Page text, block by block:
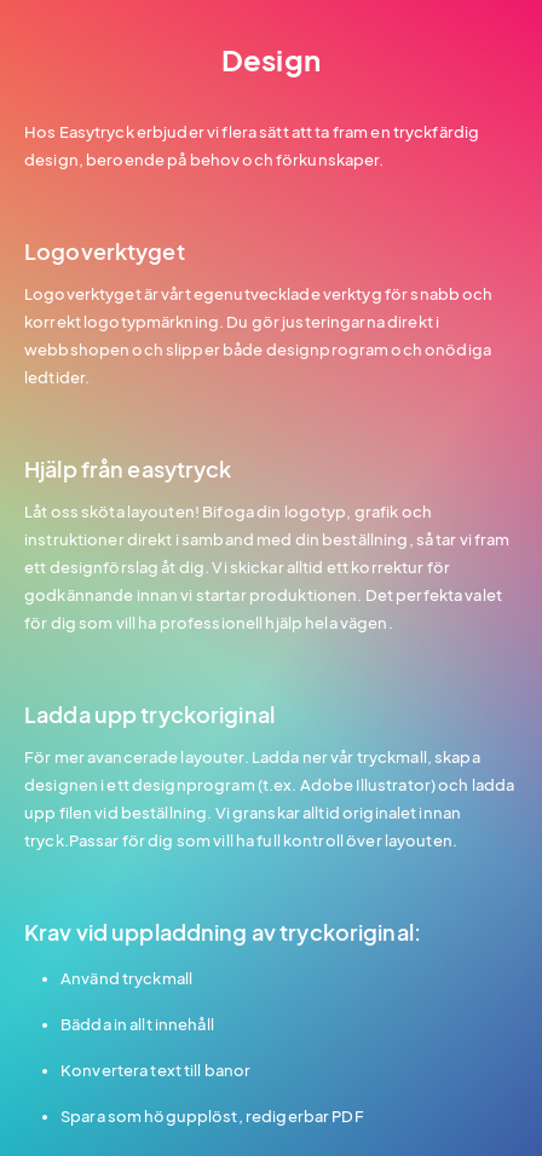
Design
Hos Easytryck erbjuder vi flera sätt att ta fram en tryckfärdig
design, beroende på behov och förkunskaper.
Logoverktyget
Logoverktyget är vårt egenutvecklade verktyg för snabb och
korrekt logotypmärkning. Du gör justeringarna direkt i
webbshopen och slipper både designprogram och onödiga
ledtider.
Hjälp från easytryck
Låt oss sköta layouten! Bifoga din logotyp, grafik och
instruktioner direkt i samband med din beställning, så tar vi fram
ett designförslag åt dig. Vi skickar alltid ett korrektur för
godkännande innan vi startar produktionen. Det perfekta valet
för dig som vill ha professionell hjälp hela vägen.
Ladda upp tryckoriginal
För mer avancerade layouter. Ladda ner vår tryckmall, skapa
designen i ett designprogram (t.ex. Adobe Illustrator) och ladda
upp filen vid beställning. Vi granskar alltid originalet innan
tryck.Passar för dig som vill ha full kontroll över layouten.
Krav vid uppladdning av tryckoriginal:
Använd tryckmall
Bädda in allt innehåll
Konvertera text till banor
Spara som högupplöst, redigerbar PDF